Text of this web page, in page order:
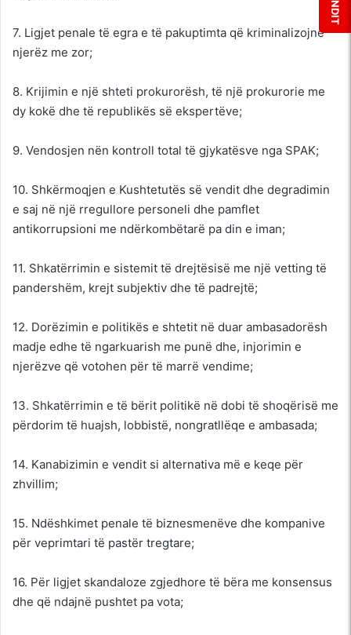
7. Ligjet penale të egra e të pakuptimta që kriminalizojnë
njerëz me zor;
8. Krijimin e një shteti prokurorësh, të një prokurorie me
dy kokë dhe të republikës së ekspertëve;
9. Vendosjen nën kontroll total të gjykatësve nga SPAK;
10. Shkërmoqjen e Kushtetutës së vendit dhe degradimin
e saj në një rregullore personeli dhe pamflet
antikorrupsioni me ndërkombëtarë pa din e iman;
11. Shkatërrimin e sistemit të drejtësisë me një vetting të
pandershëm, krejt subjektiv dhe të padrejtë;
12. Dorëzimin e politikës e shtetit në duar ambasadorësh
madje edhe të ngarkuarish me punë dhe, injorimin e
njerëzve që votohen për të marrë vendime;
13. Shkatërrimin e të bërit politikë në dobi të shoqërisë me
përdorim të huajsh, lobbistë, nongratllëqe e ambasada;
14. Kanabizimin e vendit si alternativa më e keqe për
zhvillim;
15. Ndëshkimet penale të biznesmenëve dhe kompanive
për veprimtari të pastër tregtare;
16. Për ligjet skandaloze zgjedhore të bëra me konsensus
dhe që ndajnë pushtet pa vota;